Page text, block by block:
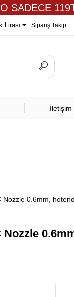
SADECE
Lirası Sipariş Takip
İletişim
0.6mm,
Nozzle